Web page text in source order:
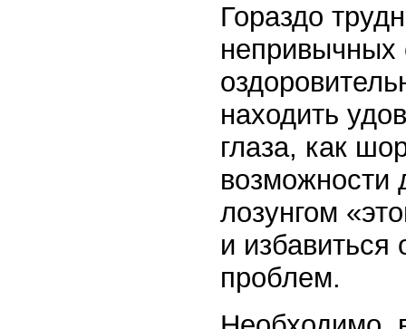
Гораздо
находить
глаза, как
возможности
лозунгом
и избавиться
проблем.